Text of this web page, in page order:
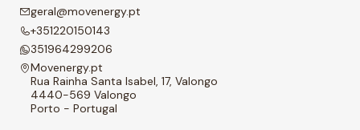
geral@movenergy.pt
+351220150143
351964299206
Movenergy.pt
Rua Rainha Santa Isabel, 17, Valongo
4440-569 Valongo
Porto - Portugal